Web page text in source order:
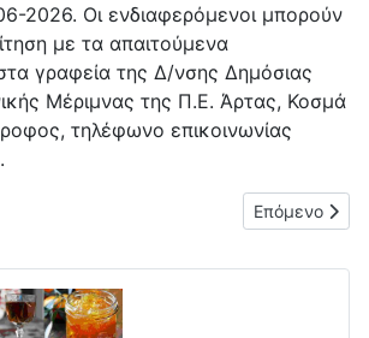
2026. Οι ενδιαφερόμενοι μπορούν
με τα απαιτούμενα
γραφεία της Δ/νσης Δημόσιας
Μέριμνας της Π.Ε. Άρτας, Κοσμά
τηλέφωνο επικοινωνίας
Δελτίο τύπου για κενές θέσειςΕπόμενο
Επόμενο